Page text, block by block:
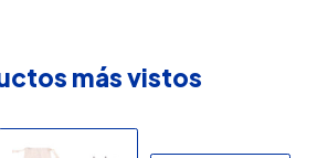
más vistos